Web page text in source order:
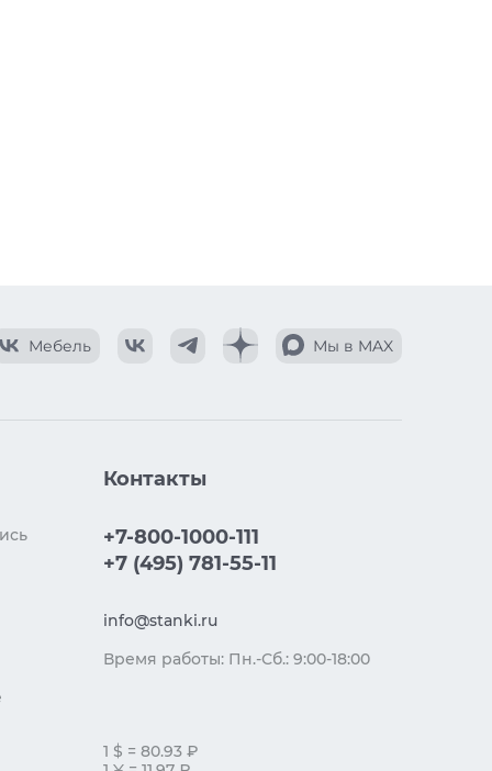
Мебель Мы в MAX
Контакты
+7-800-1000-111
+7 (495) 781-55-11
info@stanki.ru
Время работы: Пн.-Сб.: 9:00-18:00
1 $ = 80.93 ₽